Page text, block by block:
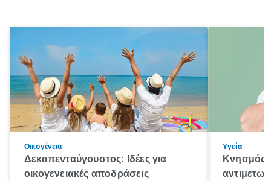
Οικογένεια
Δεκαπενταύγουστος: Ιδέες για
οικογενειακές αποδράσεις
Υγεία
Κνησμός: